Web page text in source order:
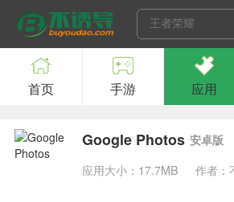
首页 手游 应用
Google Photos 安卓版
应用大小：17.7MB
作者：